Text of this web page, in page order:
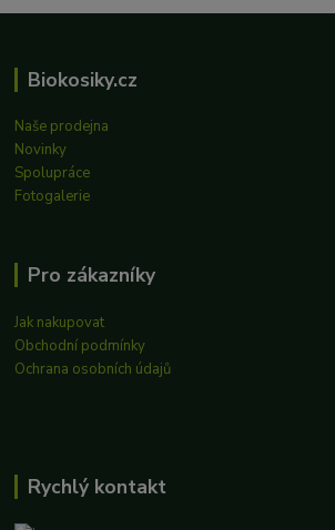
Biokosiky.cz
Naše prodejna
Novinky
Spolupráce
Fotogalerie
Pro zákazníky
Jak nakupovat
Obchodní podmínky
Ochrana osobních údajů
Rychlý kontakt